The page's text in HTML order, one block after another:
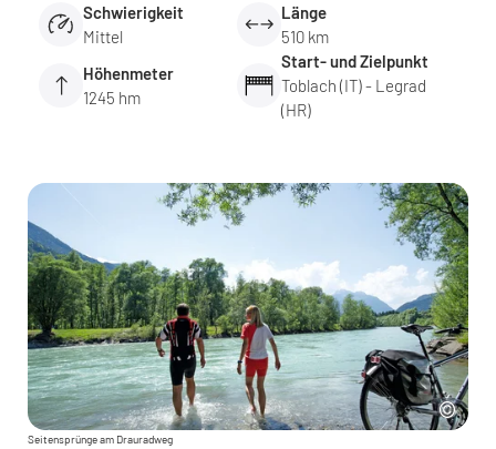
Schwierigkeit
Mittel
Länge
510 km
Höhenmeter
1245 hm
Start- und Zielpunkt
Toblach (IT) - Legrad
(HR)
Seitensprünge am Drauradweg